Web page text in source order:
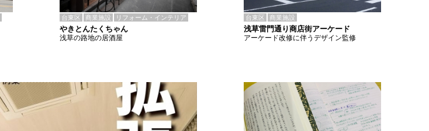
台東区 商業施設 リフォーム・インテリア
やきとんたくちゃん
浅草の路地の居酒屋
台東区 商業施設
浅草雷門通り商店街アーケード
アーケード改修に伴うデザイン監修